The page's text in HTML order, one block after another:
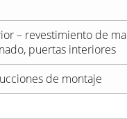
– revestimiento de
puertas interiores
de montaje